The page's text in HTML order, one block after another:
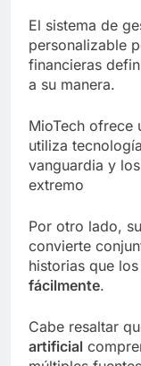
El sistema de
personalizable
financieras
a su manera.
MioTech ofrece
utiliza
vanguardia y
extremo
Por otro lado,
convierte
historias que
fácilmente.
Cabe resaltar
artificial